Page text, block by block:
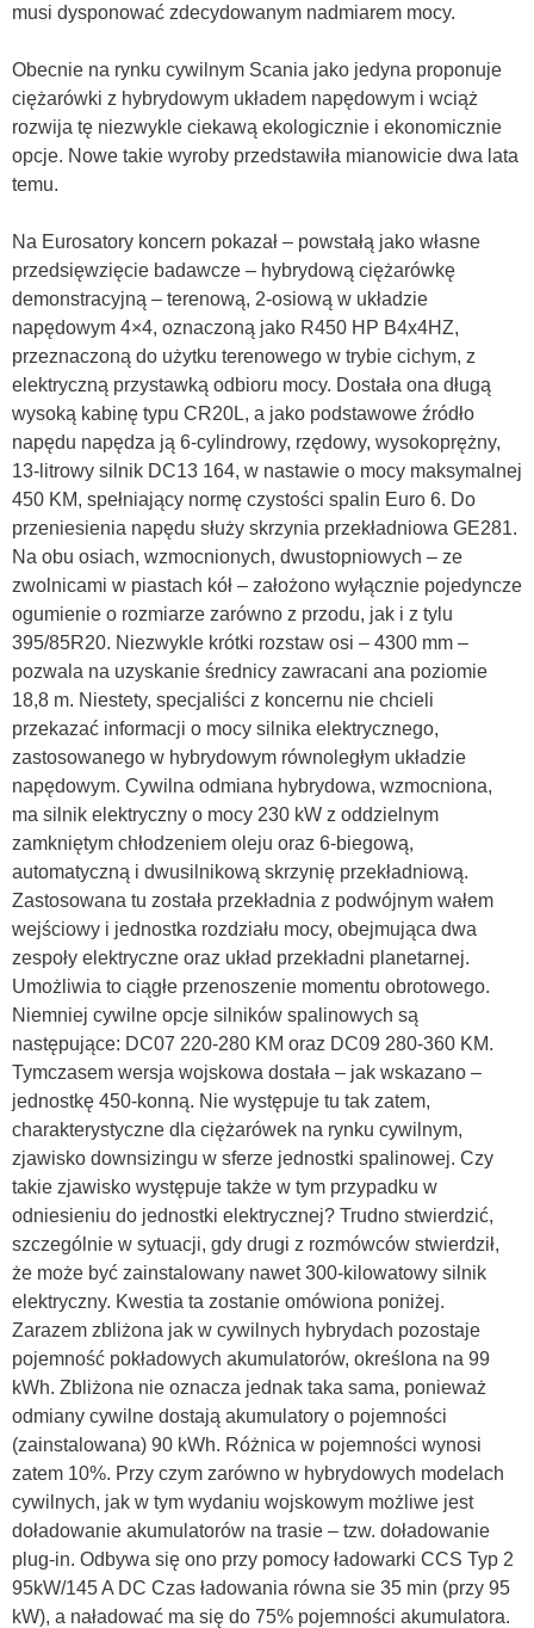
musi dysponować zdecydowanym nadmiarem mocy.
Obecnie na rynku cywilnym Scania jako jedyna proponuje
ciężarówki z hybrydowym układem napędowym i wciąż
rozwija tę niezwykle ciekawą ekologicznie i ekonomicznie
opcje. Nowe takie wyroby przedstawiła mianowicie dwa lata
temu.
Na Eurosatory koncern pokazał – powstałą jako własne
przedsięwzięcie badawcze – hybrydową ciężarówkę
demonstracyjną – terenową, 2-osiową w układzie
napędowym 4×4, oznaczoną jako R450 HP B4x4HZ,
przeznaczoną do użytku terenowego w trybie cichym, z
elektryczną przystawką odbioru mocy. Dostała ona długą
wysoką kabinę typu CR20L, a jako podstawowe źródło
napędu napędza ją 6-cylindrowy, rzędowy, wysokoprężny,
13-litrowy silnik DC13 164, w nastawie o mocy maksymalnej
450 KM, spełniający normę czystości spalin Euro 6. Do
przeniesienia napędu służy skrzynia przekładniowa GE281.
Na obu osiach, wzmocnionych, dwustopniowych – ze
zwolnicami w piastach kół – założono wyłącznie pojedyncze
ogumienie o rozmiarze zarówno z przodu, jak i z tylu
395/85R20. Niezwykle krótki rozstaw osi – 4300 mm –
pozwala na uzyskanie średnicy zawracani ana poziomie
18,8 m. Niestety, specjaliści z koncernu nie chcieli
przekazać informacji o mocy silnika elektrycznego,
zastosowanego w hybrydowym równoległym układzie
napędowym. Cywilna odmiana hybrydowa, wzmocniona,
ma silnik elektryczny o mocy 230 kW z oddzielnym
zamkniętym chłodzeniem oleju oraz 6-biegową,
automatyczną i dwusilnikową skrzynię przekładniową.
Zastosowana tu została przekładnia z podwójnym wałem
wejściowy i jednostka rozdziału mocy, obejmująca dwa
zespoły elektryczne oraz układ przekładni planetarnej.
Umożliwia to ciągłe przenoszenie momentu obrotowego.
Niemniej cywilne opcje silników spalinowych są
następujące: DC07 220-280 KM oraz DC09 280-360 KM.
Tymczasem wersja wojskowa dostała – jak wskazano –
jednostkę 450-konną. Nie występuje tu tak zatem,
charakterystyczne dla ciężarówek na rynku cywilnym,
zjawisko downsizingu w sferze jednostki spalinowej. Czy
takie zjawisko występuje także w tym przypadku w
odniesieniu do jednostki elektrycznej? Trudno stwierdzić,
szczególnie w sytuacji, gdy drugi z rozmówców stwierdził,
że może być zainstalowany nawet 300-kilowatowy silnik
elektryczny. Kwestia ta zostanie omówiona poniżej.
Zarazem zbliżona jak w cywilnych hybrydach pozostaje
pojemność pokładowych akumulatorów, określona na 99
kWh. Zbliżona nie oznacza jednak taka sama, ponieważ
odmiany cywilne dostają akumulatory o pojemności
(zainstalowana) 90 kWh. Różnica w pojemności wynosi
zatem 10%. Przy czym zarówno w hybrydowych modelach
cywilnych, jak w tym wydaniu wojskowym możliwe jest
doładowanie akumulatorów na trasie – tzw. doładowanie
plug-in. Odbywa się ono przy pomocy ładowarki CCS Typ 2
95kW/145 A DC Czas ładowania równa sie 35 min (przy 95
kW), a naładować ma się do 75% pojemności akumulatora.